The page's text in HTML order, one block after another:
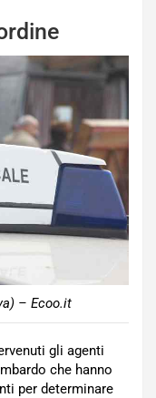
– Ecoo.it
gli agenti
che hanno
per determinare